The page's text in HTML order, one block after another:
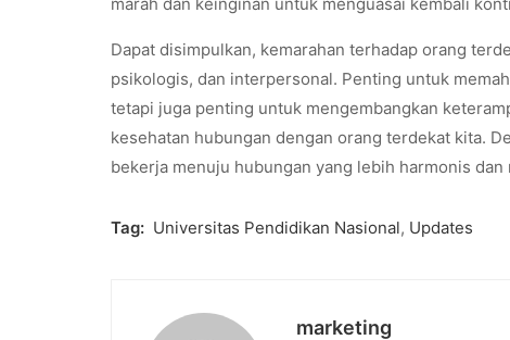
Dapat disimpulkan, kemarahan terhadap orang
psikologis, dan interpersonal. Penting untuk
tetapi juga penting untuk mengembangkan
kesehatan hubungan dengan orang terdekat kita.
bekerja menuju hubungan yang lebih harmonis dan
Tag: Universitas Pendidikan Nasional, Updates
marketing